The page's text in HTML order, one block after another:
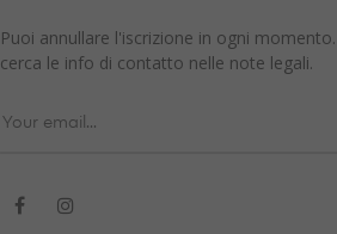
Puoi annullare l'iscrizione in ogni
cerca le info di contatto nelle note legali.
Facebook